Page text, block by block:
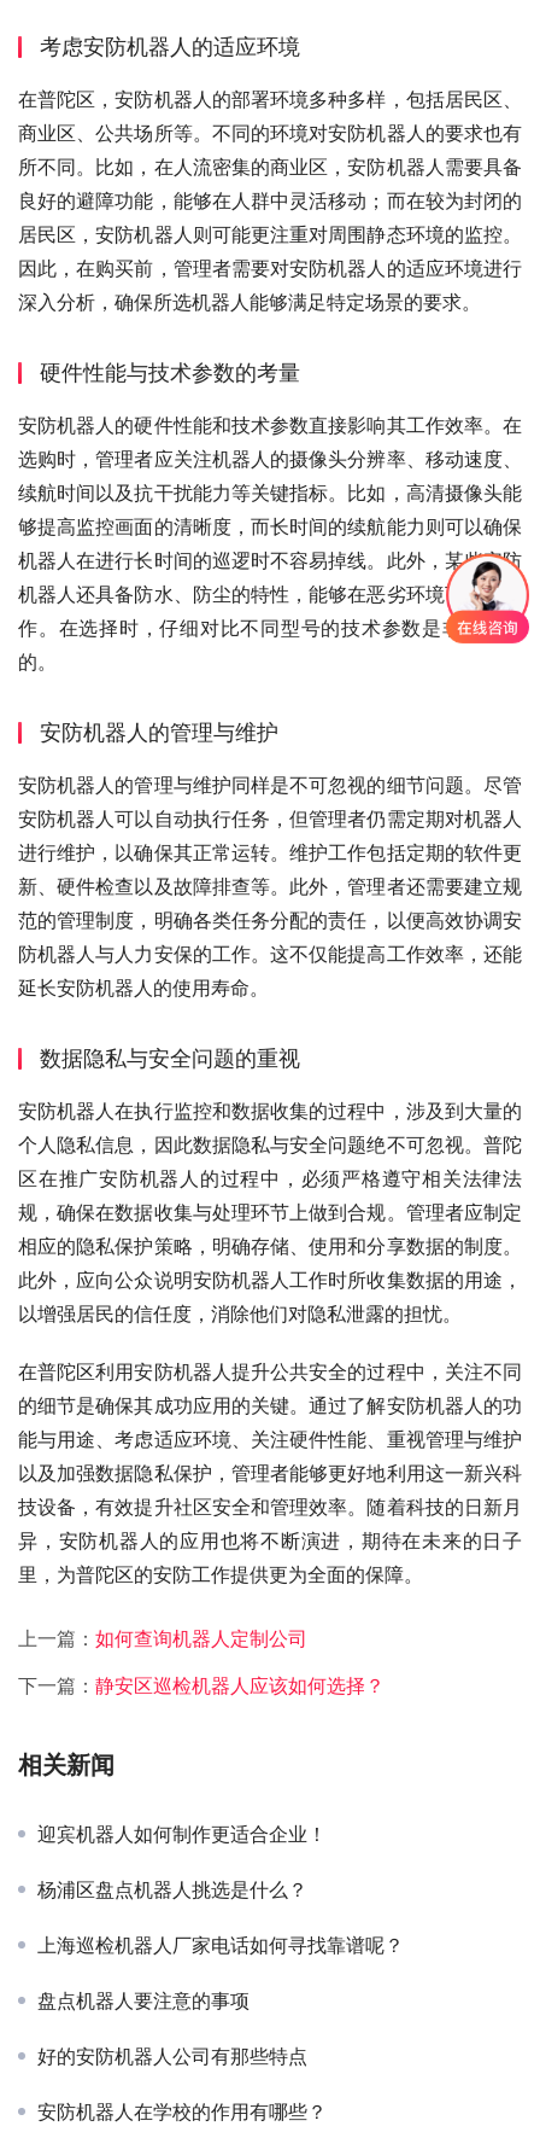
考虑安防机器人的适应环境
在普陀区，安防机器人的部署环境多种多样，包括居民区、
商业区、公共场所等。不同的环境对安防机器人的要求也有
所不同。比如，在人流密集的商业区，安防机器人需要具备
良好的避障功能，能够在人群中灵活移动；而在较为封闭的
居民区，安防机器人则可能更注重对周围静态环境的监控。
因此，在购买前，管理者需要对安防机器人的适应环境进行
深入分析，确保所选机器人能够满足特定场景的要求。
硬件性能与技术参数的考量
安防机器人的硬件性能和技术参数直接影响其工作效率。在
选购时，管理者应关注机器人的摄像头分辨率、移动速度、
续航时间以及抗干扰能力等关键指标。比如，高清摄像头能
够提高监控画面的清晰度，而长时间的续航能力则可以确保
机器人在进行长时间的巡逻时不容易掉线。此外，某些安防
机器人还具备防水、防尘的特性，能够在恶劣环境下正常工
作。在选择时，仔细对比不同型号的技术参数是非常重要
的。
安防机器人的管理与维护
安防机器人的管理与维护同样是不可忽视的细节问题。尽管
安防机器人可以自动执行任务，但管理者仍需定期对机器人
进行维护，以确保其正常运转。维护工作包括定期的软件更
新、硬件检查以及故障排查等。此外，管理者还需要建立规
范的管理制度，明确各类任务分配的责任，以便高效协调安
防机器人与人力安保的工作。这不仅能提高工作效率，还能
延长安防机器人的使用寿命。
数据隐私与安全问题的重视
安防机器人在执行监控和数据收集的过程中，涉及到大量的
个人隐私信息，因此数据隐私与安全问题绝不可忽视。普陀
区在推广安防机器人的过程中，必须严格遵守相关法律法
规，确保在数据收集与处理环节上做到合规。管理者应制定
相应的隐私保护策略，明确存储、使用和分享数据的制度。
此外，应向公众说明安防机器人工作时所收集数据的用途，
以增强居民的信任度，消除他们对隐私泄露的担忧。
在普陀区利用安防机器人提升公共安全的过程中，关注不同
的细节是确保其成功应用的关键。通过了解安防机器人的功
能与用途、考虑适应环境、关注硬件性能、重视管理与维护
以及加强数据隐私保护，管理者能够更好地利用这一新兴科
技设备，有效提升社区安全和管理效率。随着科技的日新月
异，安防机器人的应用也将不断演进，期待在未来的日子
里，为普陀区的安防工作提供更为全面的保障。
上一篇： 如何查询机器人定制公司
下一篇： 静安区巡检机器人应该如何选择？
相关新闻
迎宾机器人如何制作更适合企业！
杨浦区盘点机器人挑选是什么？
上海巡检机器人厂家电话如何寻找靠谱呢？
盘点机器人要注意的事项
好的安防机器人公司有那些特点
安防机器人在学校的作用有哪些？